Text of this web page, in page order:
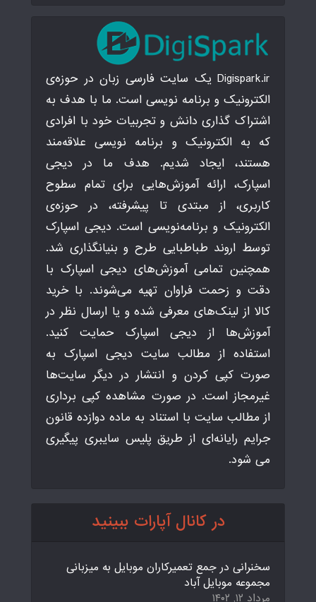
Digispark.ir یک سایت فارسی زبان در حوزه‌ی
الکترونیک و برنامه نویسی است. ما با هدف به
اشتراک گذاری دانش و تجربیات خود با افرادی
که به الکترونیک و برنامه نویسی علاقه‌مند
هستند، ایجاد شدیم. هدف ما در دیجی
اسپارک، ارائه آموزش‌هایی برای تمام سطوح
کاربری، از مبتدی تا پیشرفته، در حوزه‌ی
الکترونیک و برنامه‌نویسی است. دیجی اسپارک
توسط اروند طباطبایی طرح و بنیانگذاری شد.
همچنین تمامی آموزش‌های دیجی اسپارک با
دقت و زحمت فراوان تهیه می‌شوند. با خرید
کالا از لینک‌های معرفی شده و یا ارسال نظر در
آموزش‌ها از دیجی اسپارک حمایت کنید.
استفاده از مطالب سایت دیجی اسپارک به
صورت کپی کردن و انتشار در دیگر سایت‌ها
غیرمجاز است. در صورت مشاهده کپی برداری
از مطالب سایت با استناد به ماده دوازده قانون
جرایم رایانه‌ای از طریق پلیس سایبری پیگیری
می شود.
در کانال آپارات ببینید
سخنرانی در جمع تعمیرکاران موبایل به میزبانی
مجموعه موبایل آباد